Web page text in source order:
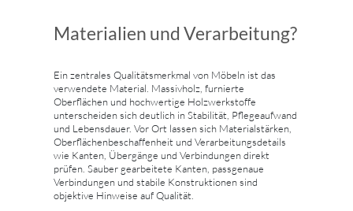
Materialien und Verarbeitung?
Ein zentrales Qualitätsmerkmal von Möbeln ist das
verwendete Material. Massivholz, furnierte
Oberflächen und hochwertige Holzwerkstoffe
unterscheiden sich deutlich in Stabilität, Pflegeaufwand
und Lebensdauer. Vor Ort lassen sich Materialstärken,
Oberflächenbeschaffenheit und Verarbeitungsdetails
wie Kanten, Übergänge und Verbindungen direkt
prüfen. Sauber gearbeitete Kanten, passgenaue
Verbindungen und stabile Konstruktionen sind
objektive Hinweise auf Qualität.